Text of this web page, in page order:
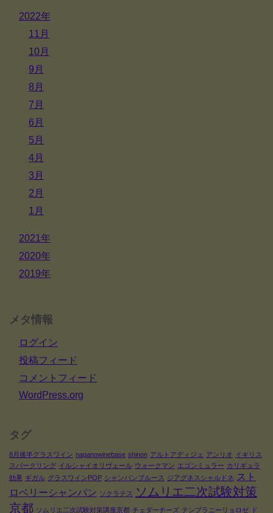
2022年
11月
10月
9月
8月
7月
6月
5月
4月
3月
2月
1月
2021年
2020年
2019年
メタ情報
ログイン
投稿フィード
コメントフィード
WordPress.org
タグ
8月後半グラスワイン naganowinebase shinon アルトアディジェ アンリオ イギリス
スパークリング イルシャイオリヴェール ウォークマン エゴンミュラー カリギュラ
効果 ギガル グラスワインPOP シャンパンブルース ジアグネスシャルドネ スト
ロベリーシャンパン ソクラテス
ソムリエ二次試験対策
京都 ソムリエ二次試験対策講座京都 チェダーチーズ テンプラニーリョロゼ ド